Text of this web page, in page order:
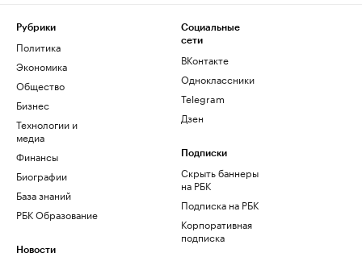
Рубрики
Политика
Экономика
Общество
Бизнес
Технологии и
медиа
Финансы
Биографии
База знаний
РБК Образование
Новости
Социальные
сети
ВКонтакте
Одноклассники
Telegram
Дзен
Подписки
Скрыть баннеры
на РБК
Подписка на РБК
Корпоративная
подписка